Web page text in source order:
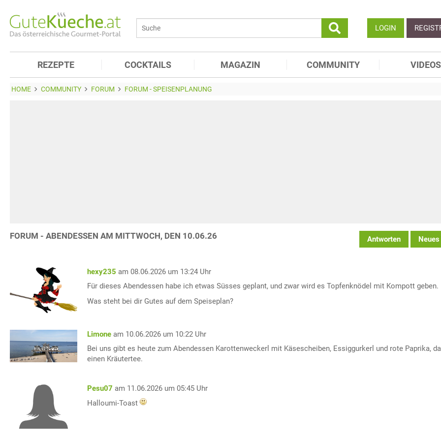
LOGIN
REZEPTE COCKTAILS MAGAZIN COMMUNITY VIDEOS
HOME COMMUNITY FORUM FORUM - SPEISENPLANUNG
FORUM - ABENDESSEN AM MITTWOCH, DEN 10.06.26 Antworten
hexy235 am 08.06.2026 um 13:24 Uhr
Für dieses Abendessen habe ich etwas Süsses geplant, und zwar wird es Topfenknödel mit Kompott geben.
Was steht bei dir Gutes auf dem Speiseplan?
Limone am 10.06.2026 um 10:22 Uhr
Bei uns gibt es heute zum Abendessen Karottenweckerl mit Käsescheiben, Essiggurkerl und rote Paprika,
einen Kräutertee.
Pesu07 am 11.06.2026 um 05:45 Uhr
Halloumi-Toast